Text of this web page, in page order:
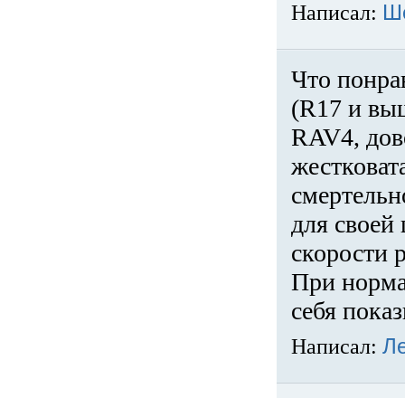
Написал:
Что
(R17 и
RAV4,
для
скорости
При
себя
Написал: